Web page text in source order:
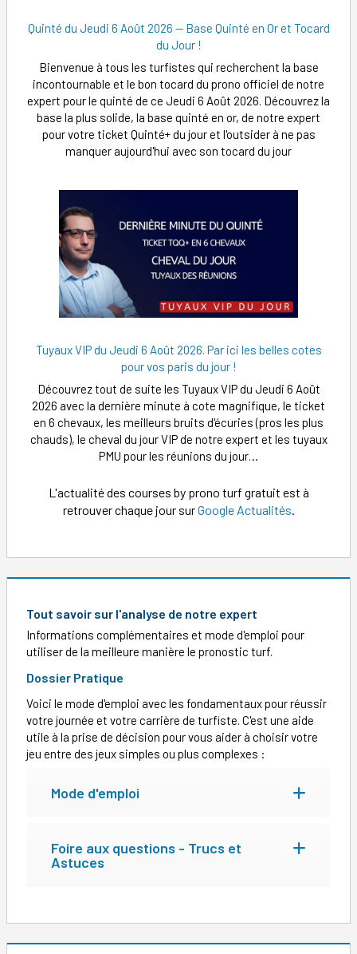
Quinté du Jeudi 6 Août 2026 — Base Quinté en Or et Tocard
du Jour !
Bienvenue à tous les turfistes qui recherchent la base
incontournable et le bon tocard du prono officiel de notre
expert pour le quinté de ce Jeudi 6 Août 2026. Découvrez la
base la plus solide, la base quinté en or, de notre expert
pour votre ticket Quinté+ du jour et l'outsider à ne pas
manquer aujourd'hui avec son tocard du jour
Tuyaux VIP du Jeudi 6 Août 2026. Par ici les belles cotes
pour vos paris du jour !
Découvrez tout de suite les Tuyaux VIP du Jeudi 6 Août
2026 avec la dernière minute à cote magnifique, le ticket
en 6 chevaux, les meilleurs bruits d'écuries (pros les plus
chauds), le cheval du jour VIP de notre expert et les tuyaux
PMU pour les réunions du jour…
L'actualité des courses by prono turf gratuit est à
retrouver chaque jour surGoogle Actualités.
Tout savoir sur l'analyse de notre expert
Informations complémentaires et mode d'emploi pour
utiliser de la meilleure manière le pronostic turf.
Dossier Pratique
Voici le mode d'emploi avec les fondamentaux pour réussir
votre journée et votre carrière de turfiste. C'est une aide
utile à la prise de décision pour vous aider à choisir votre
jeu entre des jeux simples ou plus complexes :
Mode d'emploi
Foire aux questions - Trucs et
Astuces